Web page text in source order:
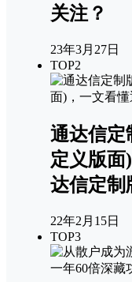
关注？
23年3月27日
TOP2
通达信定
定义版面
达信定制
22年2月15日
TOP3